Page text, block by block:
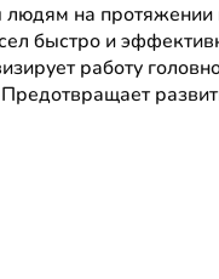
на
быстро и
работу